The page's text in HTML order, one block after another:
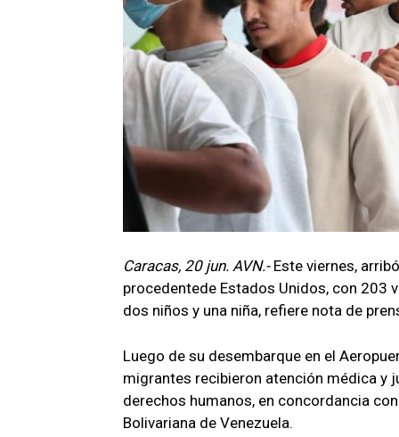
Caracas, 20 jun. AVN.-Este viernes,
procedentede Estados Unidos, con 203
dos niños y una niña, refiere nota de
Luego de su desembarque en el
migrantes recibieron atención médica y
derechos humanos, en concordancia
Bolivariana de Venezuela.